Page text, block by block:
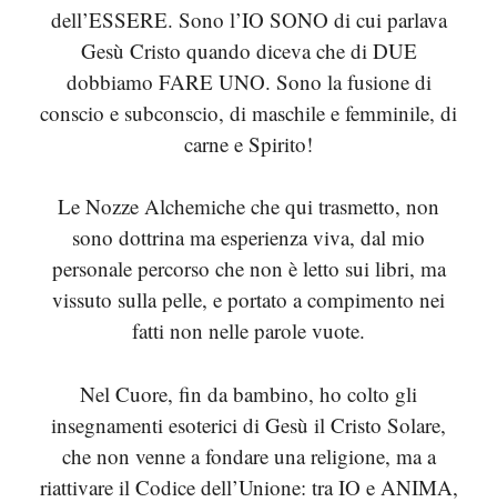
dell’ESSERE. Sono l’IO SONO di cui parlava
Gesù Cristo quando diceva che di DUE
dobbiamo FARE UNO. Sono la fusione di
conscio e subconscio, di maschile e femminile, di
carne e Spirito!
Le Nozze Alchemiche che qui trasmetto, non
sono dottrina ma esperienza viva, dal mio
personale percorso che non è letto sui libri, ma
vissuto sulla pelle, e portato a compimento nei
fatti non nelle parole vuote.
Nel Cuore, fin da bambino, ho colto gli
insegnamenti esoterici di Gesù il Cristo Solare,
che non venne a fondare una religione, ma a
riattivare il Codice dell’Unione: tra IO e ANIMA,